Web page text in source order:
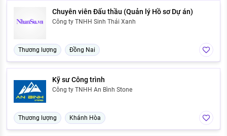
Chuyên viên Đấu thầu (Quản lý Hồ sơ Dự án)
Công ty TNHH Sinh Thái Xanh
Thương lượng Đồng Nai
Kỹ sư Công trình
Công ty TNHH An Bình Stone
Thương lượng Khánh Hòa